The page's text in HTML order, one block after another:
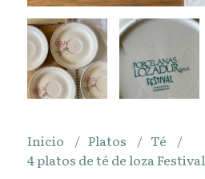
Inicio Platos
Té
4 platos de té de loza Festival